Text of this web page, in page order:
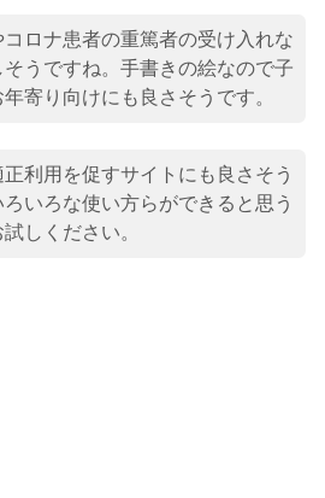
ロナ患者の重篤者の受け入れな
そうですね。手書きの絵なので子
寄り向けにも良さそうです。
利用を促すサイトにも良さそう
いろな使い方らができると思う
しください。